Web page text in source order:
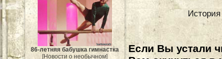
86-летняя бабушка гимнастка
[Новости о необычном]
Если Вы устали